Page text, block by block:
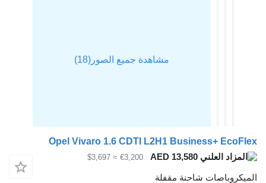
Opel Vivaro 1.6 CDTI L2H1 Business+
AED 13,580
€3,200
≈ $3,697
شاحنة مقفلة